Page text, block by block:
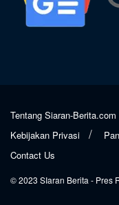
Tentang Siaran-Berita.com
Kebijakan Privasi
Contact Us
© 2023 SIaran Berita - Pres